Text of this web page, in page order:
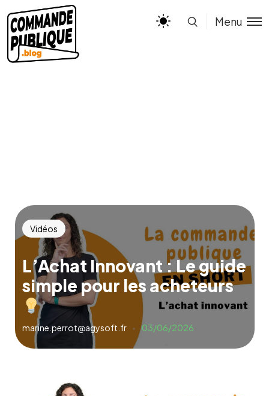
Menu
Vidéos
L’Achat Innovant : Le guide
simple pour les acheteurs
marine.perrot@agysoft.fr 03/06/2026